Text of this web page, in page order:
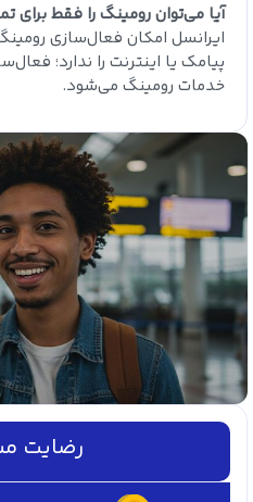
آیا می‌توان رومینگ را فقط برای
ایرانسل امکان فعال‌سازی
پیامک یا اینترنت را ندارد؛
خدمات رومینگ می‌شود.
رضایت